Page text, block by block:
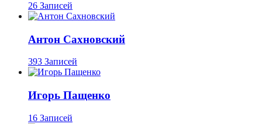
26 Записей
Антон Сахновский
393 Записей
Игорь Пащенко
16 Записей